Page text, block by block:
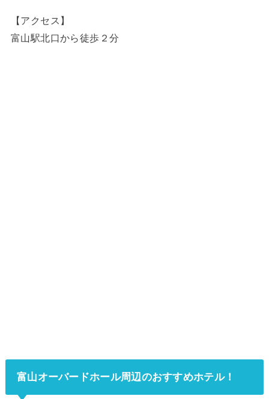
【アクセス】
富山駅北口から徒歩２分
富山オーバードホール周辺のおすすめホテル！